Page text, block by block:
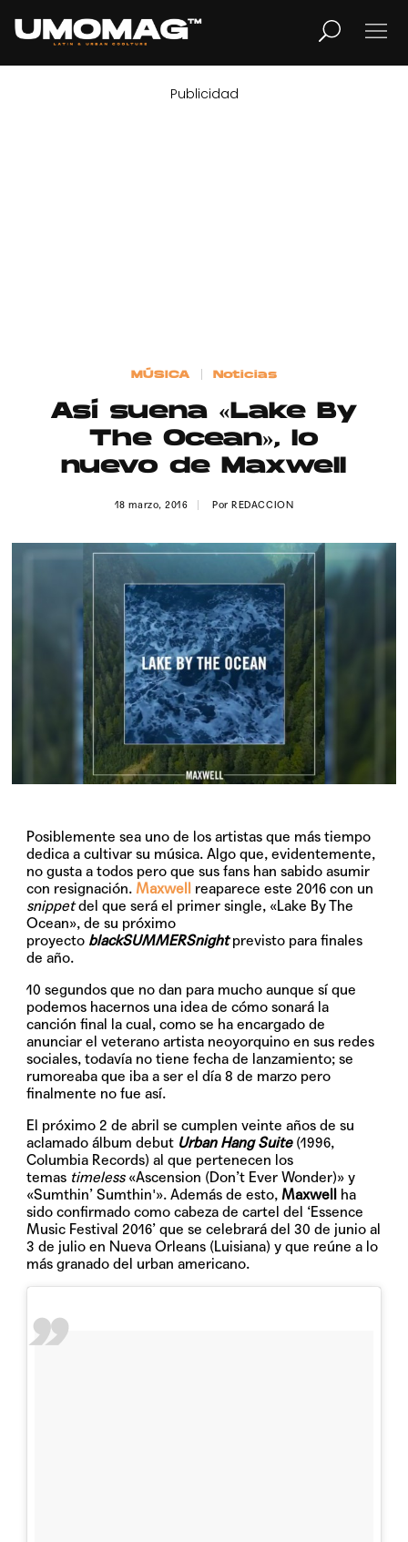
LIFESTYLE
Contacto
© 2015-2022 UMOMAG. PROPIEDAD DE UMO agency. TODOS LOS
Publicidad
MÚSICA Noticias
Así suena «Lake By
The Ocean», lo
nuevo de Maxwell
18 marzo, 2016 PorREDACCION
Posiblemente sea uno de los artistas que más tiempo
dedica a cultivar su música. Algo que, evidentemente,
no gusta a todos pero que sus fans han sabido asumir
con resignación. Maxwell reaparece este 2016 con un
snippetdel que será el primer single, «Lake By The
Ocean», de su próximo
proyecto blackSUMMERSnightprevisto para finales
de año.
10 segundos que no dan para mucho aunque sí que
podemos hacernos una idea de cómo sonará la
canción final la cual, como se ha encargado de
anunciar el veterano artista neoyorquino en sus redes
sociales, todavía no tiene fecha de lanzamiento; se
rumoreaba que iba a ser el día 8 de marzo pero
finalmente no fue así.
El próximo 2 de abril se cumplen veinte años de su
aclamado álbum debut Urban Hang Suite (1996,
Columbia Records) al que pertenecen los
temas timeless«Ascension (Don’t Ever Wonder)» y
«Sumthin’ Sumthin'». Además de esto, Maxwell ha
sido confirmado como cabeza de cartel del ‘Essence
Music Festival 2016’ que se celebrará del 30 de junio al
3 de julio en Nueva Orleans (Luisiana) y que reúne a lo
más granado del urban americano.